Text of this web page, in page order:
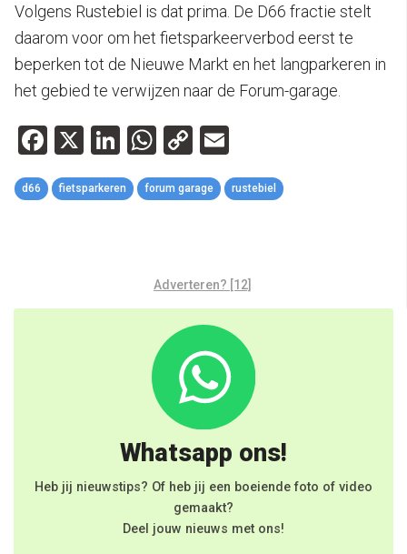
Volgens Rustebiel is dat prima. De D66 fractie stelt
daarom voor om het fietsparkeerverbod eerst te
beperken tot de Nieuwe Markt en het langparkeren in
het gebied te verwijzen naar de Forum-garage.
Facebook
X LinkedIn
WhatsApp
Copy
Link
d66 fietsparkeren forum garage rustebiel
Adverteren? [12]
Whatsapp ons!
Heb jij nieuwstips? Of heb jij een boeiende foto of video
gemaakt?
Deel jouw nieuws met ons!